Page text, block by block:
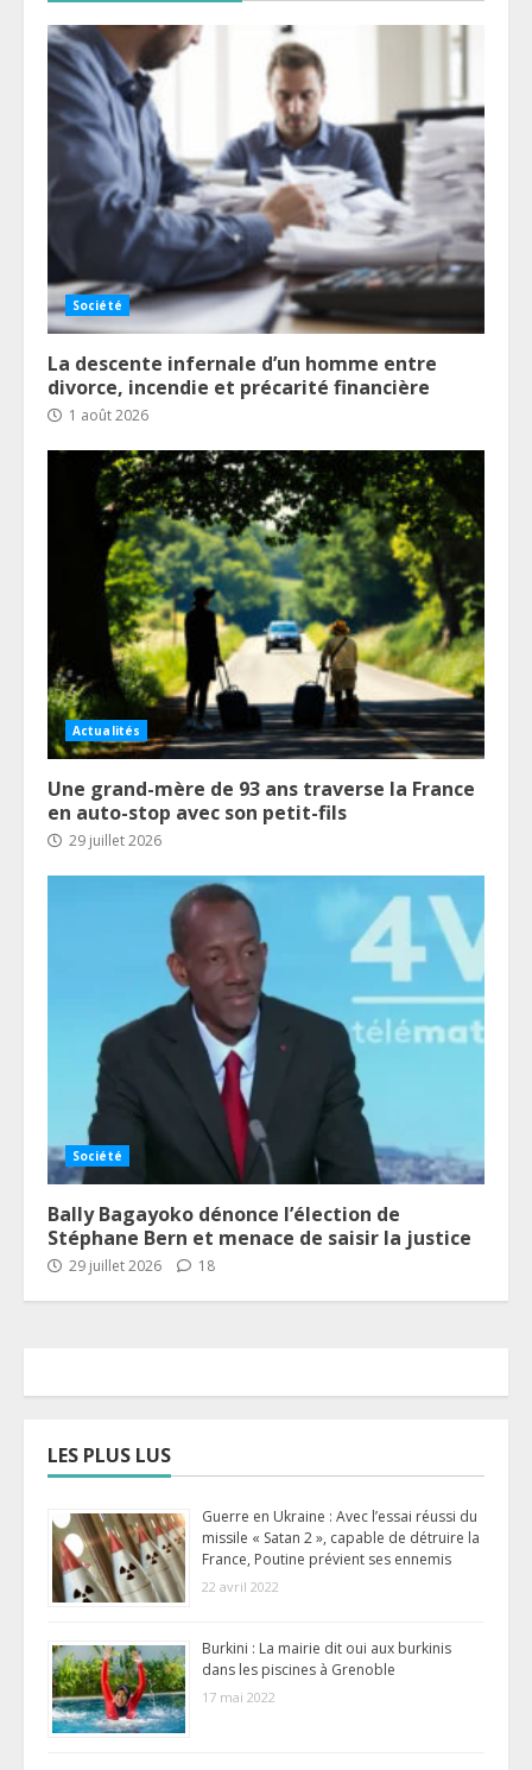
Société
La descente infernale d’un homme entre
divorce, incendie et précarité financière
1 août 2026
Actualités
Une grand-mère de 93 ans traverse la France
en auto-stop avec son petit-fils
29 juillet 2026
Société
Bally Bagayoko dénonce l’élection de
Stéphane Bern et menace de saisir la justice
29 juillet 2026 18
LES PLUS LUS
Guerre en Ukraine : Avec l’essai réussi du
missile « Satan 2 », capable de détruire la
France, Poutine prévient ses ennemis
22 avril 2022
Burkini : La mairie dit oui aux burkinis
dans les piscines à Grenoble
17 mai 2022